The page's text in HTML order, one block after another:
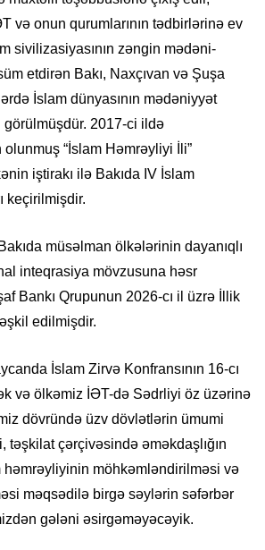
və onun qurumlarının tədbirlərinə ev
sivilizasiyasının zəngin mədəni-
etdirən Bakı, Naxçıvan və Şuşa
İslam dünyasının mədəniyyət
görülmüşdür. 2017-ci ildə
“İslam Həmrəyliyi İli”
iştirakı ilə Bakıda IV İslam
keçirilmişdir.
müsəlman ölkələrinin dayanıqlı
inteqrasiya mövzusuna həsr
Bankı Qrupunun 2026-cı il üzrə İllik
edilmişdir.
İslam Zirvə Konfransının 16-cı
və ölkəmiz İƏT-də Sədrliyi öz üzərinə
dövründə üzv dövlətlərin ümumi
təşkilat çərçivəsində əməkdaşlığın
həmrəyliyinin möhkəmləndirilməsi və
məqsədilə birgə səylərin səfərbər
gələni əsirgəməyəcəyik.